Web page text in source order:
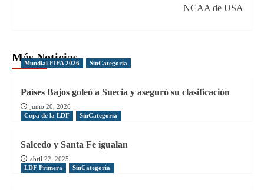
NCAA de USA
Más Noticias
Mundial FIFA 2026 SinCategoria
Países Bajos goleó a Suecia y aseguró su clasificación
junio 20, 2026
Copa de la LDF
SinCategoria
Salcedo y Santa Fe igualan
abril 22, 2025
LDF Primera
SinCategoria